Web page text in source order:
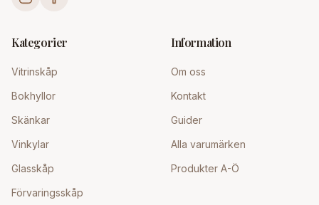
Kategorier
Vitrinskåp
Bokhyllor
Skänkar
Vinkylar
Glasskåp
Förvaringsskåp
Information
Om oss
Kontakt
Guider
Alla varumärken
Produkter A-Ö